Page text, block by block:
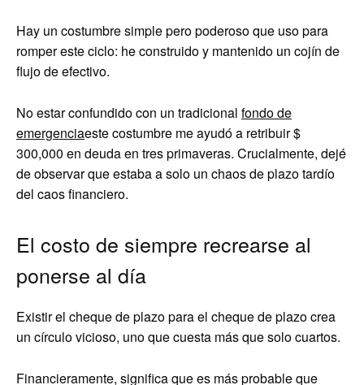
Hay un costumbre simple pero poderoso que uso para
romper este ciclo: he construido y mantenido un cojín de
flujo de efectivo.
No estar confundido con un tradicional fondo de
emergenciaeste costumbre me ayudó a retribuir $
300,000 en deuda en tres primaveras. Crucialmente, dejé
de observar que estaba a solo un chaos de plazo tardío
del caos financiero.
El costo de siempre recrearse al
ponerse al día
Existir el cheque de plazo para el cheque de plazo crea
un círculo vicioso, uno que cuesta más que solo cuartos.
Financieramente, significa que es más probable que